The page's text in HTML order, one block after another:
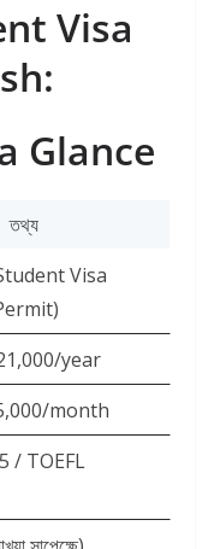
Visa
Glance
তথ্য
Visa
year
month
/ TOEFL